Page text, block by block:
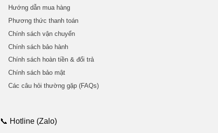
Hướng dẫn mua hàng
Phương thức thanh toán
Chính sách vận chuyển
Chính sách bảo hành
Chính sách hoàn tiền & đổi trả
Chính sách bảo mật
Các câu hỏi thường gặp (FAQs)
📞 Hotline (Zalo)